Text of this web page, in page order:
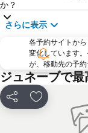
La Clusaz
か？
さらに表示
各予約サイトか
変化しています
が、移動先の予
ジュネーブで
シェア お気に入り